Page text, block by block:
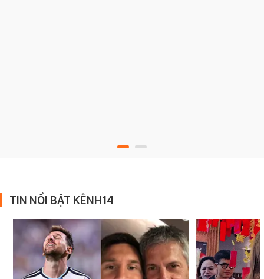
TIN NỔI BẬT KÊNH14